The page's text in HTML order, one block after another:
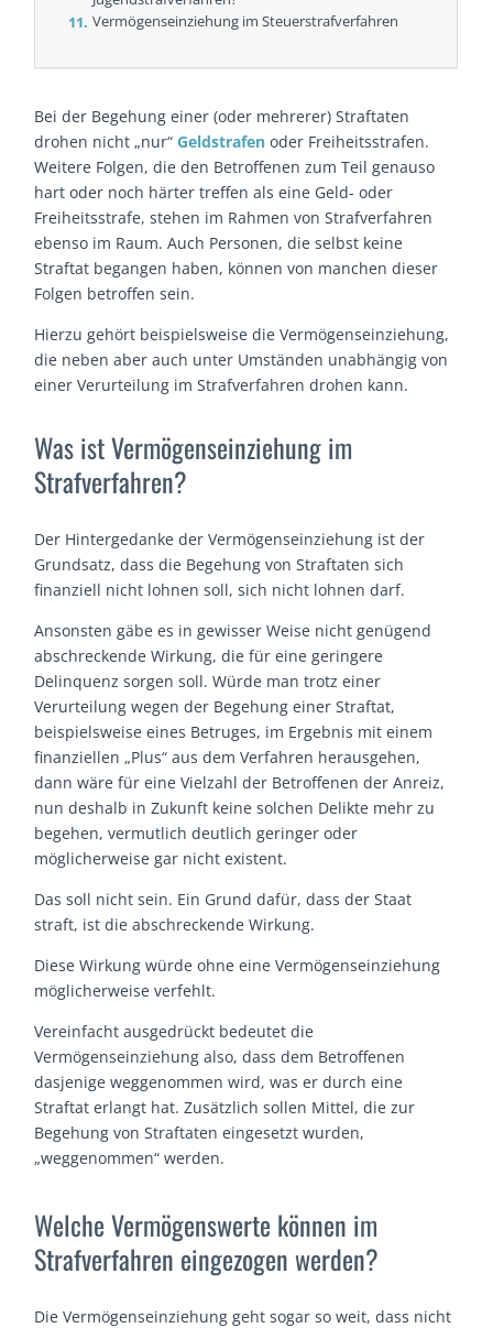
Vermögenseinziehung im Steuerstrafverfahren
Bei der Begehung einer (oder mehrerer) Straftaten
drohen nicht „nur“Geldstrafen oder Freiheitsstrafen.
Weitere Folgen, die den Betroffenen zum Teil genauso
hart oder noch härter treffen als eine Geld- oder
Freiheitsstrafe, stehen im Rahmen von Strafverfahren
ebenso im Raum. Auch Personen, die selbst keine
Straftat begangen haben, können von manchen dieser
Folgen betroffen sein.
Hierzu gehört beispielsweise die Vermögenseinziehung,
die neben aber auch unter Umständen unabhängig von
einer Verurteilung im Strafverfahren drohen kann.
Was ist Vermögenseinziehung im
Strafverfahren?
Der Hintergedanke der Vermögenseinziehung ist der
Grundsatz, dass die Begehung von Straftaten sich
finanziell nicht lohnen soll, sich nicht lohnen darf.
Ansonsten gäbe es in gewisser Weise nicht genügend
abschreckende Wirkung, die für eine geringere
Delinquenz sorgen soll. Würde man trotz einer
Verurteilung wegen der Begehung einer Straftat,
beispielsweise eines Betruges, im Ergebnis mit einem
finanziellen „Plus“ aus dem Verfahren herausgehen,
dann wäre für eine Vielzahl der Betroffenen der Anreiz,
nun deshalb in Zukunft keine solchen Delikte mehr zu
begehen, vermutlich deutlich geringer oder
möglicherweise gar nicht existent.
Das soll nicht sein. Ein Grund dafür, dass der Staat
straft, ist die abschreckende Wirkung.
Diese Wirkung würde ohne eine Vermögenseinziehung
möglicherweise verfehlt.
Vereinfacht ausgedrückt bedeutet die
Vermögenseinziehung also, dass dem Betroffenen
dasjenige weggenommen wird, was er durch eine
Straftat erlangt hat. Zusätzlich sollen Mittel, die zur
Begehung von Straftaten eingesetzt wurden,
„weggenommen“ werden.
Welche Vermögenswerte können im
Strafverfahren eingezogen werden?
Die Vermögenseinziehung geht sogar so weit, dass nicht